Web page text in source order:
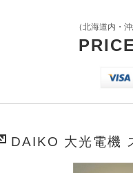
（北海道内・
DAIKO 大光電機